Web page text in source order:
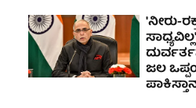
'ನೀರು-
ಜಲ